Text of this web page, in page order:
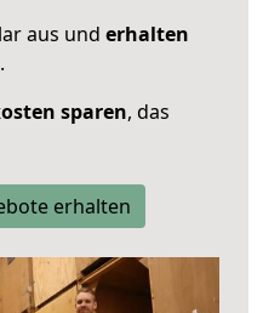
aus und erhalten
.
sparen, das
erhalten